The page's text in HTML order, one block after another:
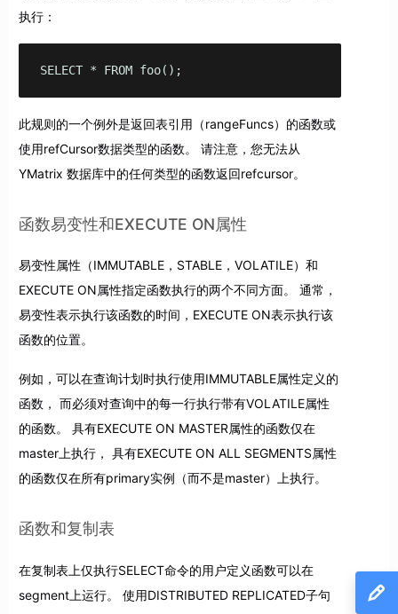
执行：
SELECT * FROM foo();
此规则的一个例外是返回表引用（rangeFuncs）的函数或
使用refCursor数据类型的函数。 请注意，您无法从
YMatrix 数据库中的任何类型的函数返回refcursor。
函数易变性和EXECUTE ON属性
易变性属性（IMMUTABLE，STABLE，VOLATILE）和
EXECUTE ON属性指定函数执行的两个不同方面。 通常，
易变性表示执行该函数的时间，EXECUTE ON表示执行该
函数的位置。
例如，可以在查询计划时执行使用IMMUTABLE属性定义的
函数， 而必须对查询中的每一行执行带有VOLATILE属性
的函数。 具有EXECUTE ON MASTER属性的函数仅在
master上执行， 具有EXECUTE ON ALL SEGMENTS属性
的函数仅在所有primary实例（而不是master）上执行。
函数和复制表
在复制表上仅执行SELECT命令的用户定义函数可以在
segment上运行。 使用DISTRIBUTED REPLICATED子句